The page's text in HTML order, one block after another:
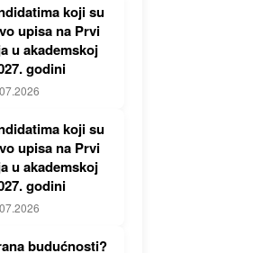
koji su
upisa na Prvi
u akademskoj
godini
koji su
upisa na Prvi
u akademskoj
godini
budućnosti?